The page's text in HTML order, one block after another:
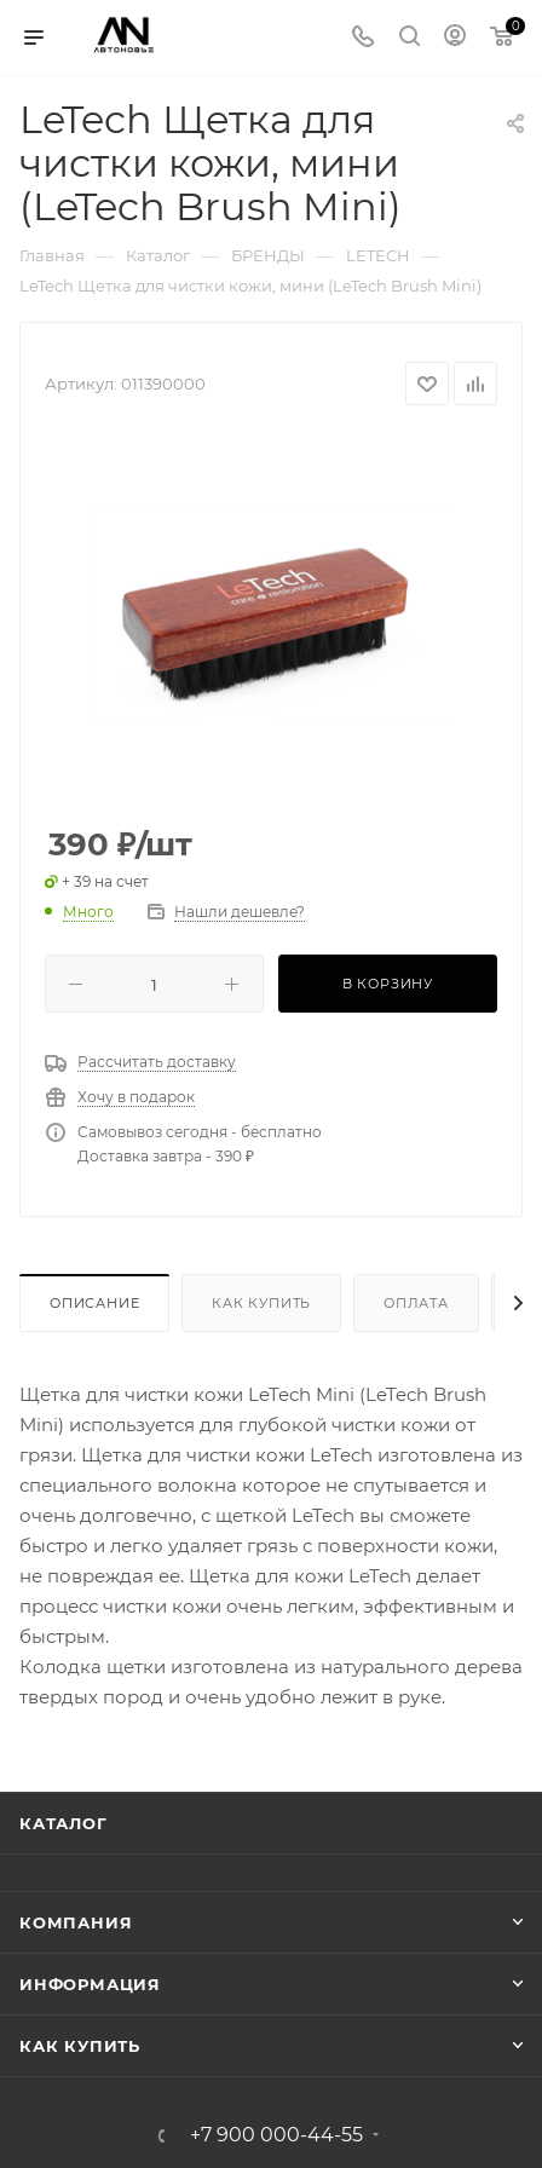
0
LeTech Щетка для
чистки кожи, мини
(LeTech Brush Mini)
Главная — Каталог — БРЕНДЫ — LETECH —
LeTech Щетка для чистки кожи, мини (LeTech Brush Mini)
Артикул: 011390000
390 ₽/шт
+ 39 на счет
Много
Нашли дешевле?
В КОРЗИНУ
Рассчитать доставку
Хочу в подарок
Самовывоз сегодня - бесплатно
Доставка завтра - 390 ₽
ОПИСАНИЕ КАК КУПИТЬ ОПЛАТА
Щетка для чистки кожи LeTech Mini (LeTech Brush
Mini) используется для глубокой чистки кожи от
грязи. Щетка для чистки кожи LeTech изготовлена из
специального волокна которое не спутывается и
очень долговечно, с щеткой LeTech вы сможете
быстро и легко удаляет грязь с поверхности кожи,
не повреждая ее. Щетка для кожи LeTech делает
процесс чистки кожи очень легким, эффективным и
быстрым.
Колодка щетки изготовлена из натурального дерева
твердых пород и очень удобно лежит в руке.
КАТАЛОГ
КОМПАНИЯ
ИНФОРМАЦИЯ
КАК КУПИТЬ
+7 900 000-44-55